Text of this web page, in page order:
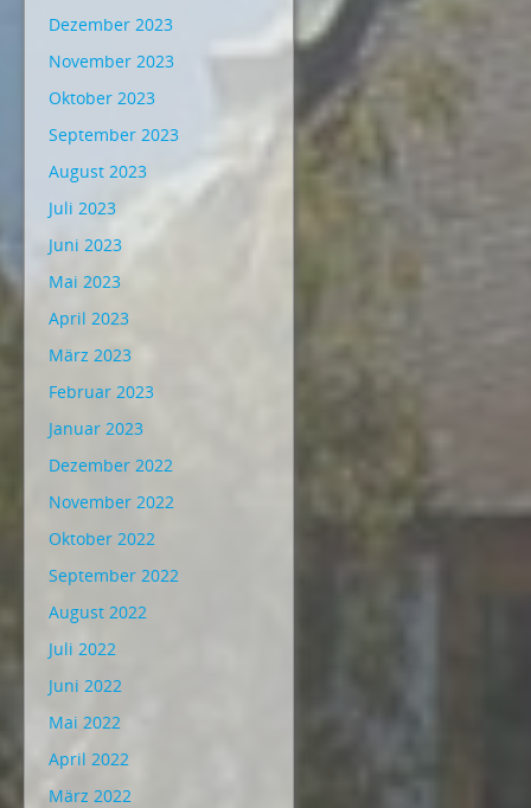
Dezember 2023
November 2023
Oktober 2023
September 2023
August 2023
Juli 2023
Juni 2023
Mai 2023
April 2023
März 2023
Februar 2023
Januar 2023
Dezember 2022
November 2022
Oktober 2022
September 2022
August 2022
Juli 2022
Juni 2022
Mai 2022
April 2022
März 2022